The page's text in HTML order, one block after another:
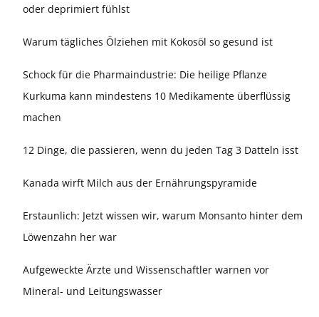
oder deprimiert fühlst
Warum tägliches Ölziehen mit Kokosöl so gesund ist
Schock für die Pharmaindustrie: Die heilige Pflanze
Kurkuma kann mindestens 10 Medikamente überflüssig
machen
12 Dinge, die passieren, wenn du jeden Tag 3 Datteln isst
Kanada wirft Milch aus der Ernährungspyramide
Erstaunlich: Jetzt wissen wir, warum Monsanto hinter dem
Löwenzahn her war
Aufgeweckte Ärzte und Wissenschaftler warnen vor
Mineral- und Leitungswasser